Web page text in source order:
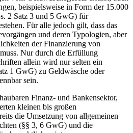
beispielsweise in Form der 15.000
2 Satz 3 und 5 GwG) für
Für alle jedoch gilt, dass das
und deren Typologien, aber
der Finanzierung von
Nur durch die Erfüllung
allein wird nur selten ein
1 GwG) zu Geldwäsche oder
sein.
Finanz- und Bankensektor,
kleinen bis großen
die Umsetzung von allgemeinen
(§§ 3, 6 GwG) und die